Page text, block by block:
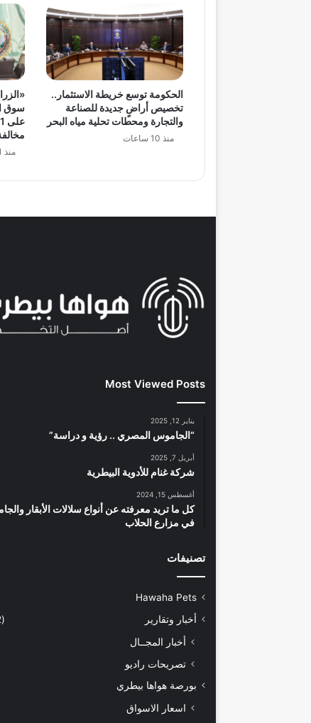
الحكومة توسع خريطة الاستثمار..
تخصيص أراضٍ جديدة للصناعة
والتجارة ومحطات تحلية مياه البحر
منذ 10 ساعات
سوق
منذ 11 ساعة
Most Viewed Posts
يناير 12, 2025
“الجاموس المصري .. رؤية و دراسة”
أبريل 7, 2025
شركة غنام للأدوية البيطرية
أغسطس 15, 2024
كل ما تريد معرفته عن أنواع سلالات الأبقار
في مزارع الحلاب
تصنيفات
Hawaha Pets
أخبار وتقارير
(5٬422)
أخبار المجــال
تصريحات راديو
بورصة هواها بيطري
اسعار الاسواق